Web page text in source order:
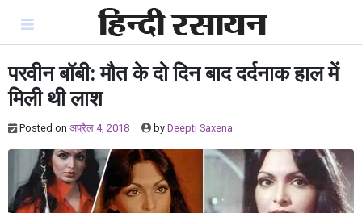
content
परवीन बॉबी: मौत के दो दिन बाद दर्दनाक हाल में
मिली थी लाश
Posted on अप्रैल 4, 2018 by Deepti Saxena